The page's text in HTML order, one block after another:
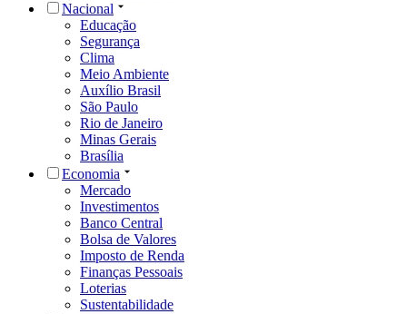
Nacional
Educação
Segurança
Clima
Meio Ambiente
Auxílio Brasil
São Paulo
Rio de Janeiro
Minas Gerais
Brasília
Economia
Mercado
Investimentos
Banco Central
Bolsa de Valores
Imposto de Renda
Finanças Pessoais
Loterias
Sustentabilidade